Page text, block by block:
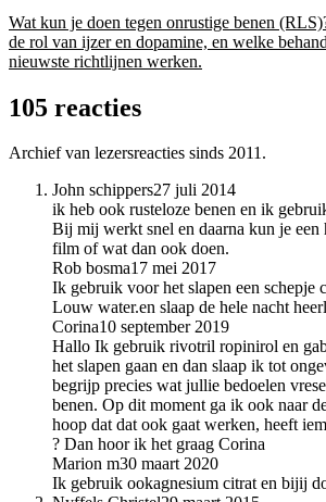
Wat kun je doen tegen onrustige benen
de rol van ijzer en dopamine, en welke
nieuwste richtlijnen werken.
105 reacties
Archief van lezersreacties sinds 2011.
John schippers27 juli 2014
ik heb ook rusteloze benen en ik
Bij mij werkt snel en daarna kun je een
film of wat dan ook doen.
Rob bosma17 mei 2017
Ik gebruik voor het slapen een schepje
Louw water.en slaap de hele nacht
Corina10 september 2019
Hallo Ik gebruik rivotril ropinirol en
het slapen gaan en dan slaap ik tot
begrijp precies wat jullie bedoelen
benen. Op dit moment ga ik ook naar
hoop dat dat ook gaat werken, heeft
? Dan hoor ik het graag Corina
Marion m30 maart 2020
Ik gebruik ookagnesium citrat en bijij